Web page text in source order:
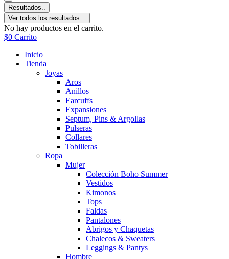
Resultados..
Ver todos los resultados...
No hay productos en el carrito.
$0 Carrito
Inicio
Tienda
Joyas
Aros
Anillos
Earcuffs
Expansiones
Septum, Pins & Argollas
Pulseras
Collares
Tobilleras
Ropa
Mujer
Colección Boho Summer
Vestidos
Kimonos
Tops
Faldas
Pantalones
Abrigos y Chaquetas
Chalecos & Sweaters
Leggings & Pantys
Hombre